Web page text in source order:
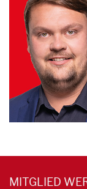
MITGLIED